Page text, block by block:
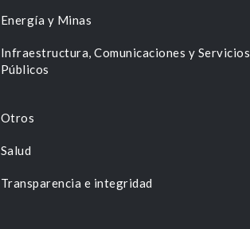
Energía y Minas
Infraestructura, Comunicaciones y Servicios
Públicos
Otros
Salud
Transparencia e integridad